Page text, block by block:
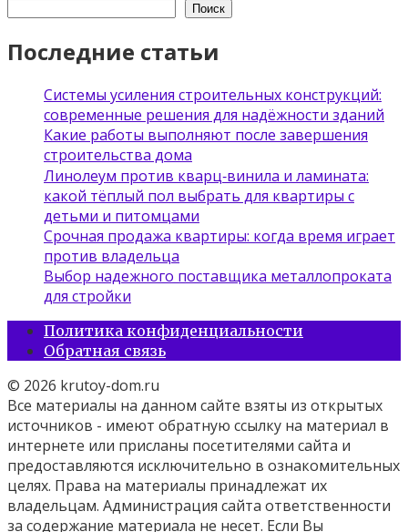
Поиск
Последние статьи
Системы усиления строительных конструкций:
современные решения для надёжности зданий
Какие работы выполняют после завершения
строительства дома
Линолеум против кварц‑винила и ламината:
какой тёплый пол выбрать для квартиры с
детьми и питомцами
Срочная продажа квартиры: когда время играет
против владельца
Выбор надежного поставщика металлопроката
для стройки
Политика конфиденциальности
Обратная связь
© 2026 krutoy-dom.ru
Все материалы на данном сайте взяты из открытых
источников - имеют обратную ссылку на материал в
интернете или присланы посетителями сайта и
предоставляются исключительно в ознакомительных
целях. Права на материалы принадлежат их
владельцам. Администрация сайта ответственности
за содержание материала не несет. Если Вы